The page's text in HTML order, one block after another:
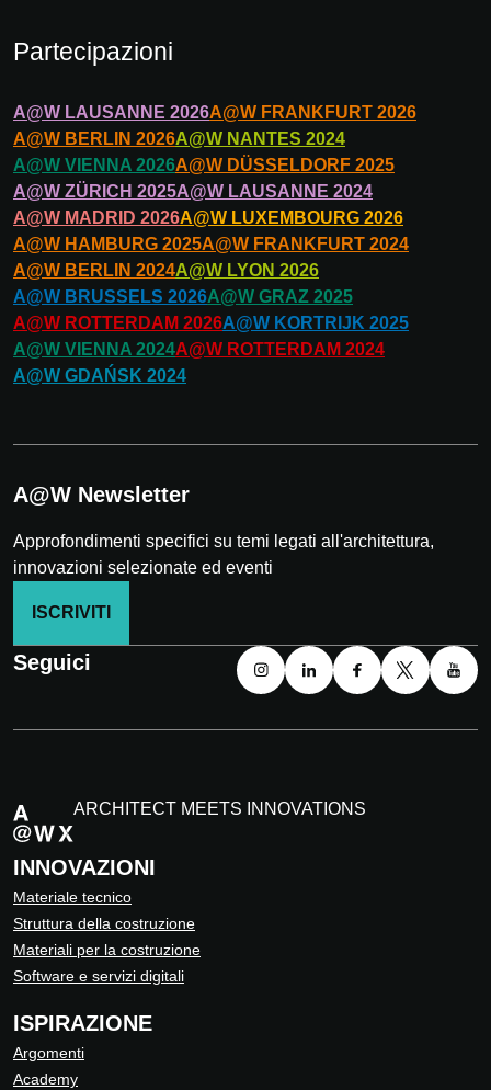
Partecipazioni
A@W LAUSANNE 2026A@W FRANKFURT 2026
A@W BERLIN 2026A@W NANTES 2024
A@W VIENNA 2026A@W DÜSSELDORF 2025
A@W ZÜRICH 2025A@W LAUSANNE 2024
A@W MADRID 2026A@W LUXEMBOURG 2026
A@W HAMBURG 2025A@W FRANKFURT 2024
A@W BERLIN 2024A@W LYON 2026
A@W BRUSSELS 2026A@W GRAZ 2025
A@W ROTTERDAM 2026A@W KORTRIJK 2025
A@W VIENNA 2024A@W ROTTERDAM 2024
A@W GDAŃSK 2024
A@W Newsletter
Approfondimenti specifici su temi legati all'architettura,
innovazioni selezionate ed eventi
ISCRIVITI
Seguici
ARCHITECT MEETS INNOVATIONS
INNOVAZIONI
Materiale tecnico
Struttura della costruzione
Materiali per la costruzione
Software e servizi digitali
ISPIRAZIONE
Argomenti
Academy